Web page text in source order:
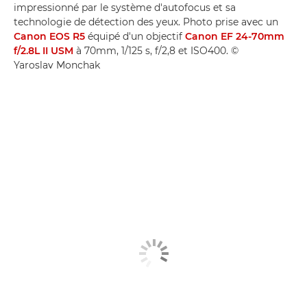
impressionné par le système d'autofocus et sa
technologie de détection des yeux. Photo prise avec un
Canon EOS R5 équipé d'un objectif Canon EF 24-70mm
f/2.8L II USM à 70mm, 1/125 s, f/2,8 et ISO400. ©
Yaroslav Monchak